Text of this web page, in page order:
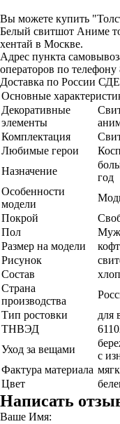
Вы можете купить
Белый свитшот Аниме
хентай в Москве.
Адрес пункта
операторов по
Доставка по России
Основные
Декоративные
элементы
Комплектация
Любимые герои
Назначение
год
Особенности
модели
Покрой
Пол
Размер на модели
Рисунок
Состав
Страна
производства
Тип ростовки
для
ТНВЭД
Уход за вещами
с
Фактура материала
Цвет
Написать
Ваше Имя: